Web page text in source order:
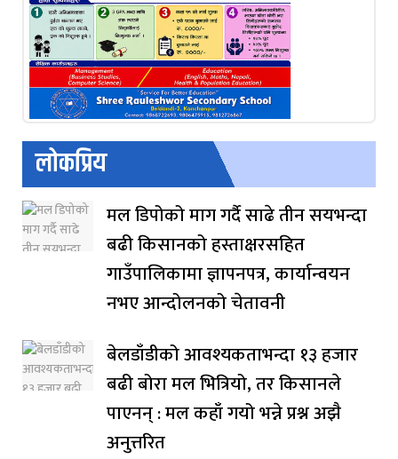
लोकप्रिय
मल डिपोको माग गर्दै साढे तीन सयभन्दा
बढी किसानको हस्ताक्षरसहित
गाउँपालिकामा ज्ञापनपत्र, कार्यान्वयन
नभए आन्दोलनको चेतावनी
बेलडाँडीको आवश्यकताभन्दा १३ हजार
बढी बोरा मल भित्रियो, तर किसानले
पाएनन् : मल कहाँ गयो भन्ने प्रश्न अझै
अनुत्तरित